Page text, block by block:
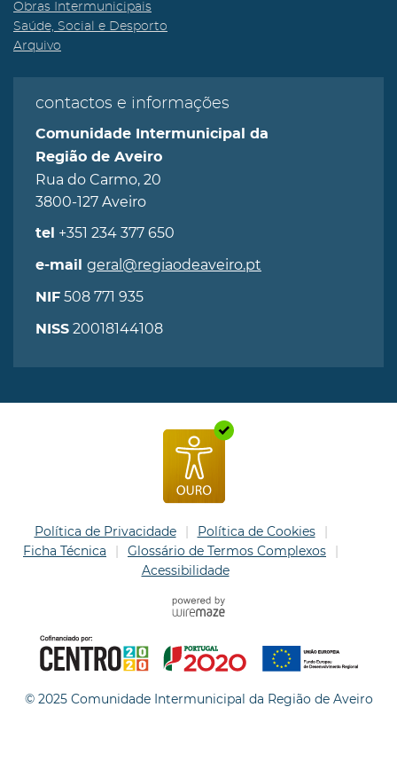
Obras Intermunicipais
Saúde, Social e Desporto
Arquivo
contactos e informações
Comunidade Intermunicipal da
Região de Aveiro
Rua do Carmo, 20
3800-127 Aveiro
tel +351 234 377 650
e-mail geral@regiaodeaveiro.pt
NIF 508 771 935
NISS 20018144108
Política de Privacidade
Política de Cookies
Ficha Técnica
Glossário de Termos Complexos
Acessibilidade
© 2025 Comunidade Intermunicipal da Região de Aveiro